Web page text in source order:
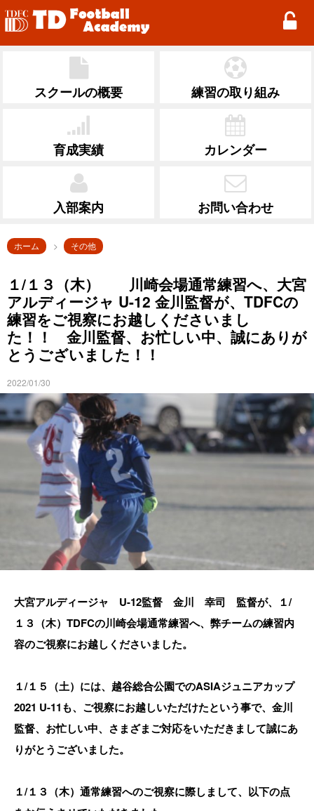
スクールの概要 練習の取り組み
育成実績 カレンダー
入部案内 お問い合わせ
ホーム その他
１/１３（木） 川崎会場通常練習へ、大宮
アルディージャ U-12 金川監督が、TDFCの
練習をご視察にお越しくださいまし
た！！ 金川監督、お忙しい中、誠にありが
とうございました！！
2022/01/30
大宮アルディージャ U-12監督 金川 幸司 監督が、１/
１３（木）TDFCの川崎会場通常練習へ、弊チームの練習内
容のご視察にお越しくださいました。
１/１５（土）には、越谷総合公園でのASIAジュニアカップ
2021 U-11も、ご視察にお越しいただけたという事で、金川
監督、お忙しい中、さまざまご対応をいただきまして誠にあ
りがとうございました。
１/１３（木）通常練習へのご視察に際しまして、以下の点